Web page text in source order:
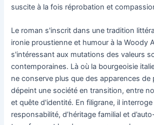
suscite à la fois réprobation et
Le roman s'inscrit dans une tradition
ironie proustienne et humour à la Woody
s'intéressant aux mutations des valeurs
contemporaines. Là où la bourgeoisie
ne conserve plus que des apparences de
dépeint une société en transition, entre
et quête d'identité. En filigrane, il
responsabilité, d’héritage familial et